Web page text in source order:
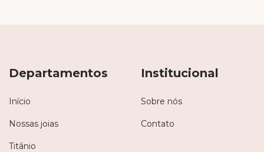
Departamentos
Início
Nossas joias
Titânio
Institucional
Sobre nós
Contato